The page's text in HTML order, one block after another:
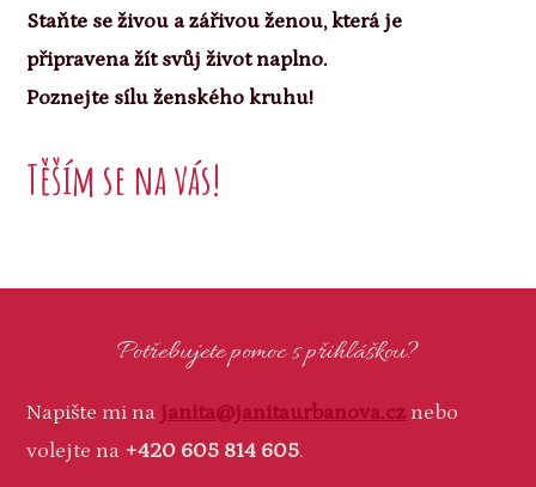
Staňte se živou a zářivou ženou, která je
připravena žít svůj život naplno.
Poznejte sílu ženského kruhu!
Těším se na vás!
Potřebujete pomoc s přihláškou?
Napište mi na janita@janitaurbanova.cz nebo
volejte na +420 605 814 605.